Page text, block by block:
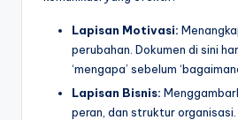
d
Lapisan Motivasi:
perubahan. Dokumen di sini
‘mengapa’ sebelum
Lapisan Bisnis:
peran, dan struktur organisasi.